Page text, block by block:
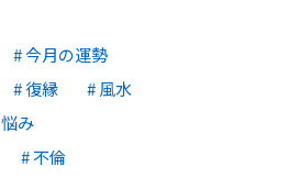
今月の運勢
復縁
風水
悩み
不倫